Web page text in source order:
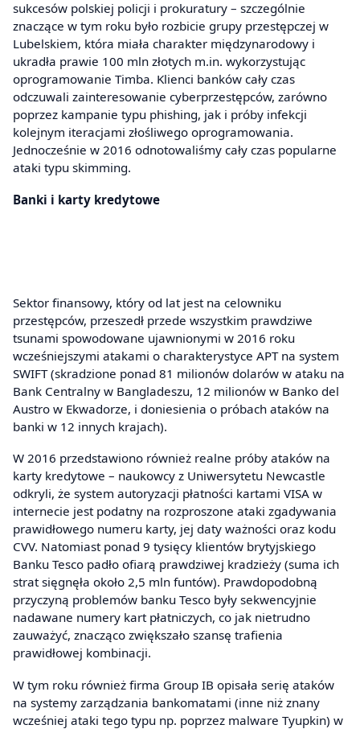
sukcesów polskiej policji i prokuratury – szczególnie
znaczące w tym roku było rozbicie grupy przestępczej w
Lubelskiem, która miała charakter międzynarodowy i
ukradła prawie 100 mln złotych m.in. wykorzystując
oprogramowanie Timba. Klienci banków cały czas
odczuwali zainteresowanie cyberprzestępców, zarówno
poprzez kampanie typu phishing, jak i próby infekcji
kolejnym iteracjami złośliwego oprogramowania.
Jednocześnie w 2016 odnotowaliśmy cały czas popularne
ataki typu skimming.
Banki i karty kredytowe
Sektor finansowy, który od lat jest na celowniku
przestępców, przeszedł przede wszystkim prawdziwe
tsunami spowodowane ujawnionymi w 2016 roku
wcześniejszymi atakami o charakterystyce APT na system
SWIFT (skradzione ponad 81 milionów dolarów w ataku na
Bank Centralny w Bangladeszu, 12 milionów w Banko del
Austro w Ekwadorze, i doniesienia o próbach ataków na
banki w 12 innych krajach).
W 2016 przedstawiono również realne próby ataków na
karty kredytowe – naukowcy z Uniwersytetu Newcastle
odkryli, że system autoryzacji płatności kartami VISA w
internecie jest podatny na rozproszone ataki zgadywania
prawidłowego numeru karty, jej daty ważności oraz kodu
CVV. Natomiast ponad 9 tysięcy klientów brytyjskiego
Banku Tesco padło ofiarą prawdziwej kradzieży (suma ich
strat sięgnęła około 2,5 mln funtów). Prawdopodobną
przyczyną problemów banku Tesco były sekwencyjnie
nadawane numery kart płatniczych, co jak nietrudno
zauważyć, znacząco zwiększało szansę trafienia
prawidłowej kombinacji.
W tym roku również firma Group IB opisała serię ataków
na systemy zarządzania bankomatami (inne niż znany
wcześniej ataki tego typu np. poprzez malware Tyupkin) w